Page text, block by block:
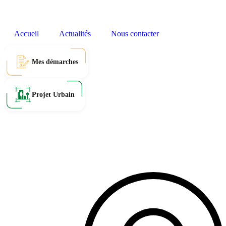
Accueil Actualités Nous contacter
Mes démarches
Projet Urbain